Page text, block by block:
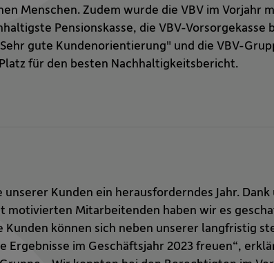
Menschen. Zudem wurde die VBV im Vorjahr
Pensionskasse, die VBV-Vorsorgekasse
gute Kundenorientierung" und die VBV-
für den besten Nachhaltigkeitsbericht.
unserer Kunden ein herausforderndes Jahr.
motivierten Mitarbeitenden haben wir es
können sich neben unserer langfristig
Ergebnisse im Geschäftsjahr 2023 freuen“,